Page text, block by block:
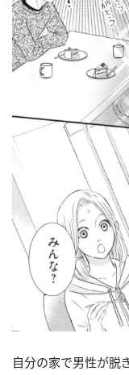
自分の家で男性が